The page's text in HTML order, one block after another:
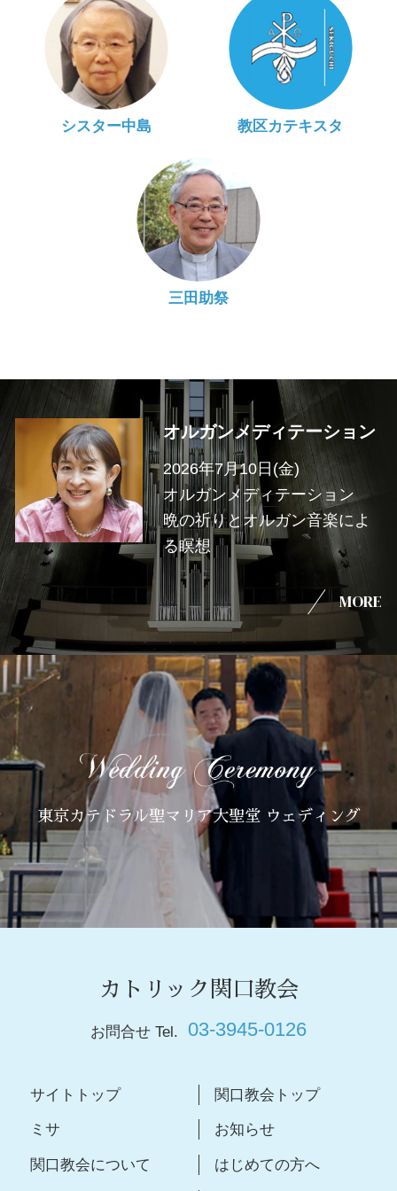
シスター中島 教区カテキスタ
三田助祭
オルガンメディテーション
2026年7月10日(金)
オルガンメディテーション
晩の祈りとオルガン音楽によ
る瞑想
MORE
東京カテドラル聖マリア大聖堂 ウェディング
カトリック関口教会
お問合せ Tel. 03-3945-0126
サイトトップ 関口教会トップ
ミサ お知らせ
関口教会について はじめての方へ